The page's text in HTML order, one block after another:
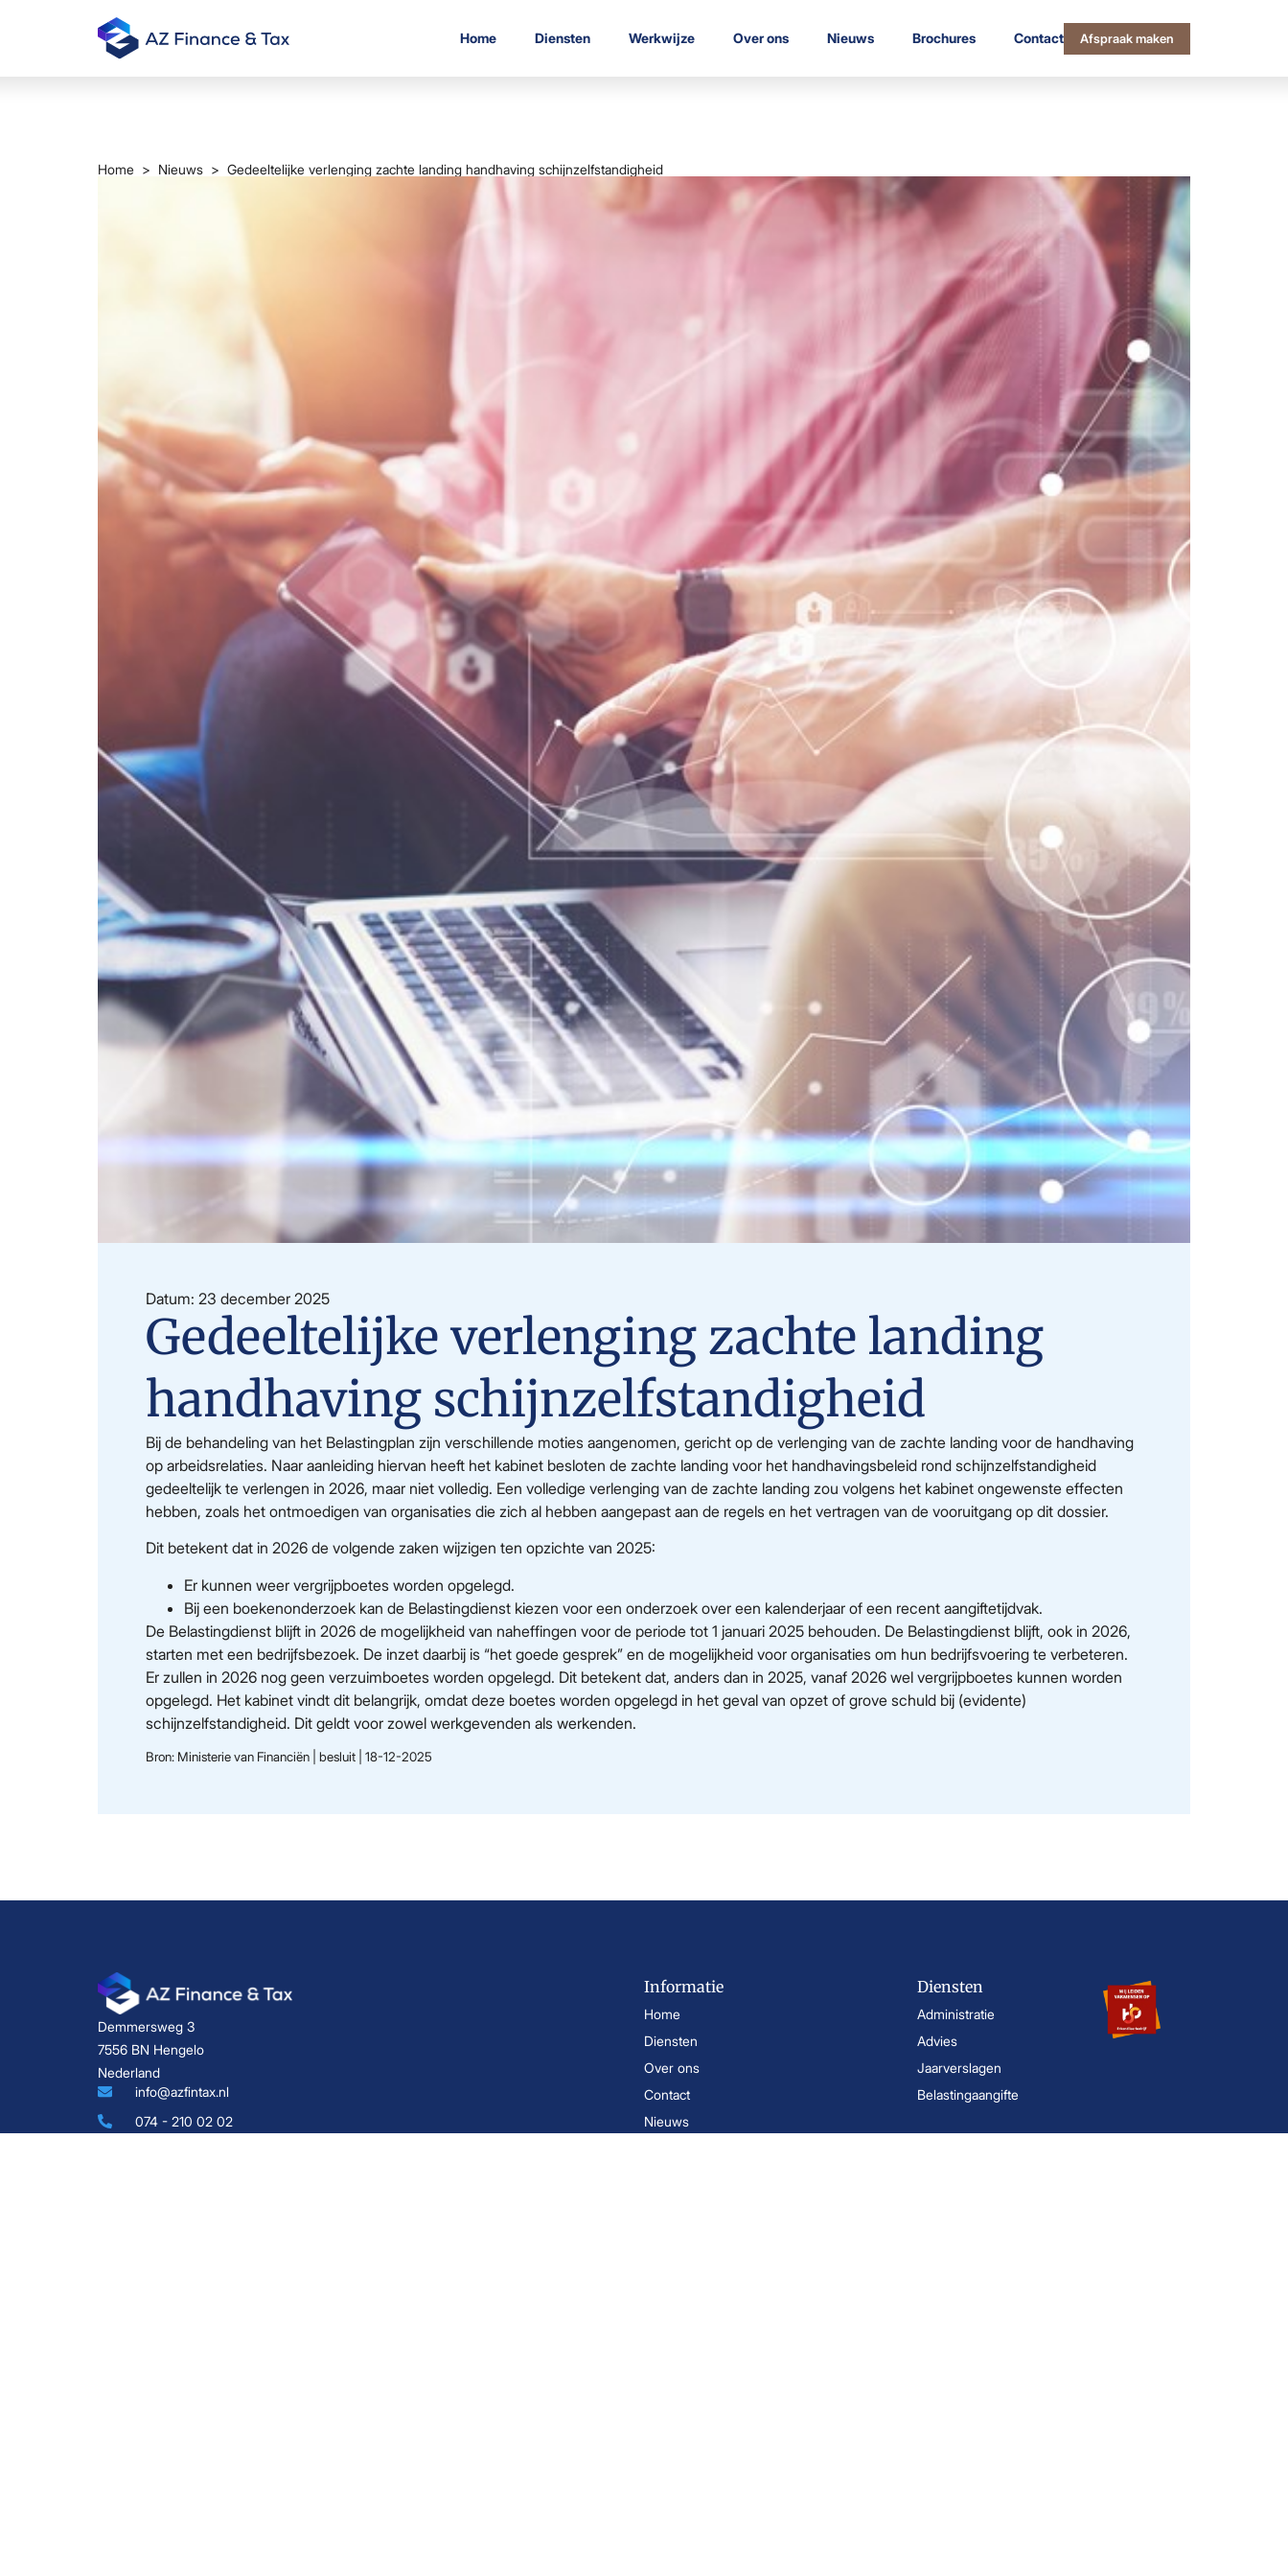
Home Diensten Werkwijze Over ons Nieuws Brochures Contact Afspraak maken
Home > Nieuws > Gedeeltelijke verlenging zachte landing handhaving schijnzelfstandigheid
Datum: 23 december 2025
Gedeeltelijke verlenging zachte landing
handhaving schijnzelfstandigheid
Bij de behandeling van het Belastingplan zijn verschillende moties aangenomen, gericht op de verlenging van de zachte landing voor de handhaving
op arbeidsrelaties. Naar aanleiding hiervan heeft het kabinet besloten de zachte landing voor het handhavingsbeleid rond schijnzelfstandigheid
gedeeltelijk te verlengen in 2026, maar niet volledig. Een volledige verlenging van de zachte landing zou volgens het kabinet ongewenste effecten
hebben, zoals het ontmoedigen van organisaties die zich al hebben aangepast aan de regels en het vertragen van de vooruitgang op dit dossier.
Dit betekent dat in 2026 de volgende zaken wijzigen ten opzichte van 2025:
Er kunnen weer vergrijpboetes worden opgelegd.
Bij een boekenonderzoek kan de Belastingdienst kiezen voor een onderzoek over een kalenderjaar of een recent aangiftetijdvak.
De Belastingdienst blijft in 2026 de mogelijkheid van naheffingen voor de periode tot 1 januari 2025 behouden. De Belastingdienst blijft, ook in 2026,
starten met een bedrijfsbezoek. De inzet daarbij is “het goede gesprek” en de mogelijkheid voor organisaties om hun bedrijfsvoering te verbeteren.
Er zullen in 2026 nog geen verzuimboetes worden opgelegd. Dit betekent dat, anders dan in 2025, vanaf 2026 wel vergrijpboetes kunnen worden
opgelegd. Het kabinet vindt dit belangrijk, omdat deze boetes worden opgelegd in het geval van opzet of grove schuld bij (evidente)
schijnzelfstandigheid. Dit geldt voor zowel werkgevenden als werkenden.
Bron: Ministerie van Financiën | besluit | 18-12-2025
Demmersweg 3
7556 BN Hengelo
Nederland
info@azfintax.nl
074 - 210 02 02
Informatie
Home
Diensten
Over ons
Contact
Nieuws
Diensten
Administratie
Advies
Jaarverslagen
Belastingaangifte